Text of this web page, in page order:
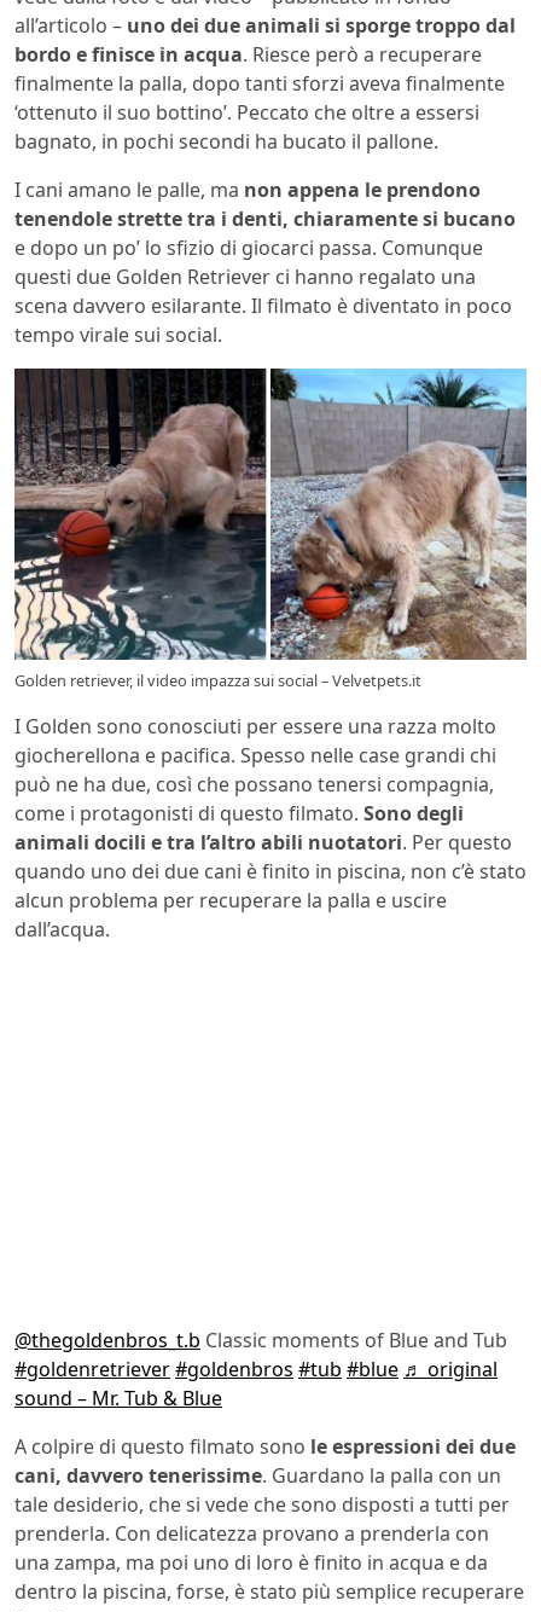
all’articolo – uno dei due animali si sporge troppo dal
bordo e finisce in acqua. Riesce però a recuperare
finalmente la palla, dopo tanti sforzi aveva finalmente
‘ottenuto il suo bottino’. Peccato che oltre a essersi
bagnato, in pochi secondi ha bucato il pallone.
I cani amano le palle, ma non appena le prendono
tenendole strette tra i denti, chiaramente si bucano
e dopo un po’ lo sfizio di giocarci passa. Comunque
questi due Golden Retriever ci hanno regalato una
scena davvero esilarante. Il filmato è diventato in poco
tempo virale sui social.
Golden retriever, il video impazza sui social – Velvetpets.it
I Golden sono conosciuti per essere una razza molto
giocherellona e pacifica. Spesso nelle case grandi chi
può ne ha due, così che possano tenersi compagnia,
come i protagonisti di questo filmato. Sono degli
animali docili e tra l’altro abili nuotatori. Per questo
quando uno dei due cani è finito in piscina, non c’è stato
alcun problema per recuperare la palla e uscire
dall’acqua.
@thegoldenbros_t.b Classic moments of Blue and Tub
#goldenretriever#goldenbros #tub #blue ♬ original
sound – Mr. Tub & Blue
A colpire di questo filmato sono le espressioni dei due
cani, davvero tenerissime. Guardano la palla con un
tale desiderio, che si vede che sono disposti a tutti per
prenderla. Con delicatezza provano a prenderla con
una zampa, ma poi uno di loro è finito in acqua e da
dentro la piscina, forse, è stato più semplice recuperare